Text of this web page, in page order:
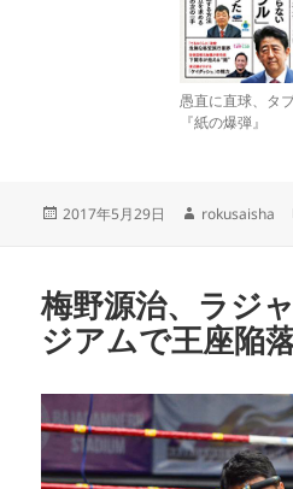
愚直に直球、タ
『紙の爆弾』
投
2017年5月29日
作
rokusaisha
梅野源治、ラジ
ジアムで王座陥